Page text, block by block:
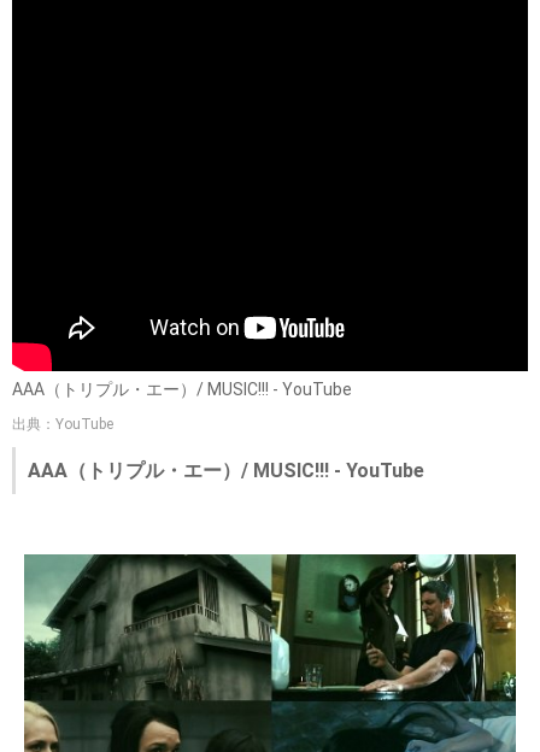
AAA（トリプル・エー）/ MUSIC!!! - YouTube
出典：YouTube
AAA（トリプル・エー）/ MUSIC!!! - YouTube